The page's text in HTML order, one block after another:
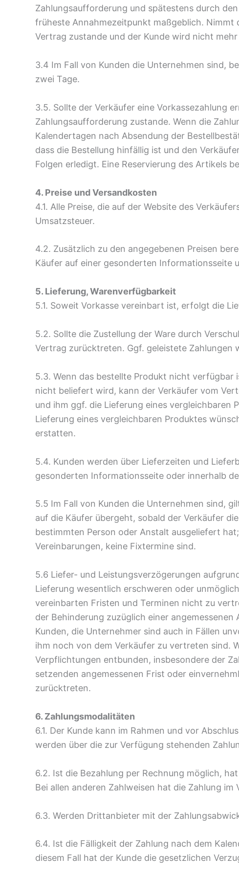
Zahlungsaufforderung und spätestens durch
früheste Annahmezeitpunkt maßgeblich. Nimmt
Vertrag zustande und der Kunde wird nicht
3.4 Im Fall von Kunden die Unternehmen sind,
zwei Tage.
3.5. Sollte der Verkäufer eine Vorkassezahlung
Zahlungsaufforderung zustande. Wenn die
Kalendertagen nach Absendung der
dass die Bestellung hinfällig ist und den
Folgen erledigt. Eine Reservierung des Artikels
4. Preise und Versandkosten
4.1. Alle Preise, die auf der Website des
Umsatzsteuer.
4.2. Zusätzlich zu den angegebenen Preisen
Käufer auf einer gesonderten Informationsseite
5. Lieferung, Warenverfügbarkeit
5.1. Soweit Vorkasse vereinbart ist, erfolgt die
5.2. Sollte die Zustellung der Ware durch
Vertrag zurücktreten. Ggf. geleistete Zahlungen
5.3. Wenn das bestellte Produkt nicht verfügbar
nicht beliefert wird, kann der Verkäufer vom
und ihm ggf. die Lieferung eines vergleichbaren
Lieferung eines vergleichbaren Produktes
erstatten.
5.4. Kunden werden über Lieferzeiten und
gesonderten Informationsseite oder innerhalb
5.5 Im Fall von Kunden die Unternehmen sind,
auf die Käufer übergeht, sobald der Verkäufer
bestimmten Person oder Anstalt ausgeliefert
Vereinbarungen, keine Fixtermine sind.
5.6 Liefer- und Leistungsverzögerungen
Lieferung wesentlich erschweren oder
vereinbarten Fristen und Terminen nicht zu
der Behinderung zuzüglich einer
Kunden, die Unternehmer sind auch in Fällen
ihm noch von dem Verkäufer zu vertreten sind.
Verpflichtungen entbunden, insbesondere der
setzenden angemessenen Frist oder
zurücktreten.
6. Zahlungsmodalitäten
6.1. Der Kunde kann im Rahmen und vor
werden über die zur Verfügung stehenden
6.2. Ist die Bezahlung per Rechnung möglich,
Bei allen anderen Zahlweisen hat die Zahlung
6.3. Werden Drittanbieter mit der
6.4. Ist die Fälligkeit der Zahlung nach dem
diesem Fall hat der Kunde die gesetzlichen